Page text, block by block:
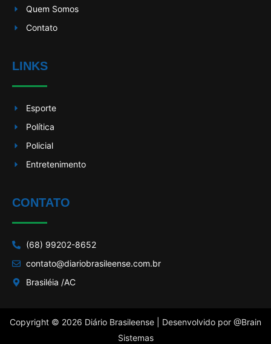
Quem Somos
Contato
LINKS
Esporte
Política
Policial
Entretenimento
CONTATO
(68) 99202-8652
contato@diariobrasileense.com.br
Brasiléia /AC
Copyright © 2026 Diário Brasileense | Desenvolvido por @Brain
Sistemas